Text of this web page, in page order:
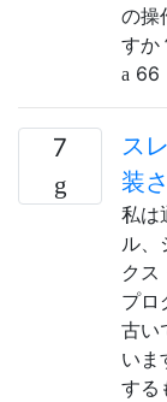
の操
すか
66
7
ス
装
私は
ル、
クス
プロ
古い
いま
する